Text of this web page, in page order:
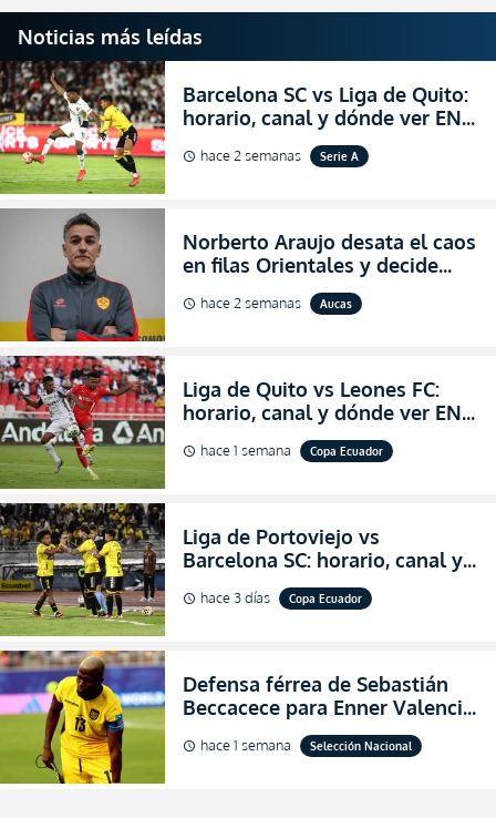
Noticias más leídas
Barcelona SC vs Liga de Quito:
horario, canal y dónde ver EN
VIVO la Fecha 22 de la LigaPro
2026
schedule hace 2 semanas Serie A
Norberto Araujo desata el caos
en filas Orientales y decide
abandonar la dirección técnica
de Aucas
schedule hace 2 semanas Aucas
Liga de Quito vs Leones FC:
horario, canal y dónde ver EN
VIVO los octavos de final de la
Copa Ecuador 2026
schedule hace 1 semana Copa Ecuador
Liga de Portoviejo vs
Barcelona SC: horario, canal y
dónde ver EN VIVO los octavos
de final de la Copa Ecuador
schedule hace 3 días Copa Ecuador
Defensa férrea de Sebastián
Beccacece para Enner Valencia
al indicar que era el hombre
indicado para Ecuador
schedule hace 1 semana Selección Nacional